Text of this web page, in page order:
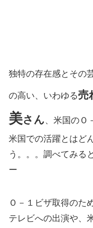
独特の存在感とその
の高い、いわゆる売
美さん、米国のＯ
米国での活躍とはど
う。。。調べてみる
ー
Ｏ－１ビザ取得のた
テレビへの出演や、